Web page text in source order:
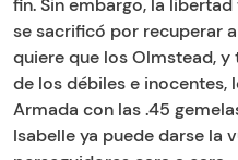
fin. Sin embargo, la
se sacrificó por recuperar
quiere que los Olmstead,
de los débiles e inocentes,
Armada con las .45
Isabelle ya puede darse la